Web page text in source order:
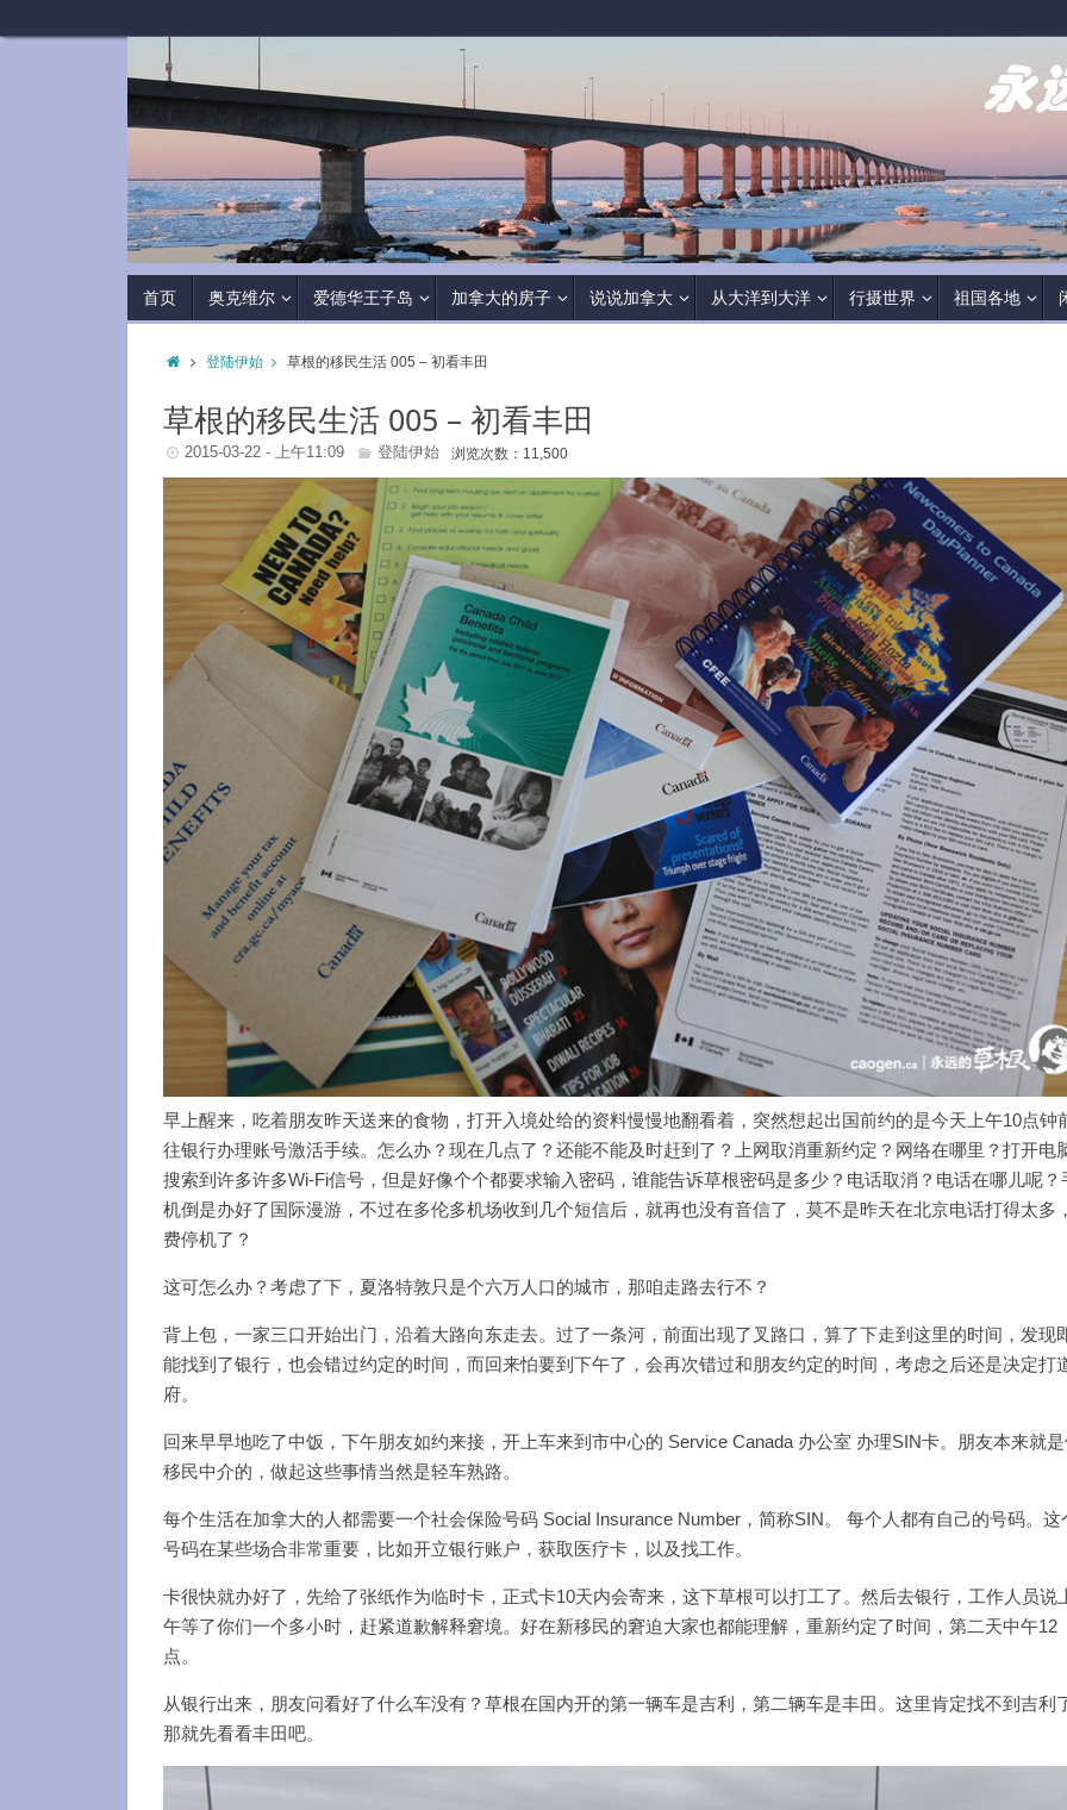
首页 奥克维尔 爱德华王子岛 加拿大的房子 说说加拿大 从大洋到大洋 行摄世界 祖国各地
登陆伊始 草根的移民生活 005 – 初看丰田
草根的移民生活 005 – 初看丰田
2015-03-22 - 上午11:09 登陆伊始 浏览次数：11,500
早上醒来，吃着朋友昨天送来的食物，打开入境处给的资料慢慢地翻看着，突然想起出国前约的是今天上午10点钟
往银行办理账号激活手续。怎么办？现在几点了？还能不能及时赶到了？上网取消重新约定？网络在哪里？打开电
搜索到许多许多Wi-Fi信号，但是好像个个都要求输入密码，谁能告诉草根密码是多少？电话取消？电话在哪儿呢？
机倒是办好了国际漫游，不过在多伦多机场收到几个短信后，就再也没有音信了，莫不是昨天在北京电话打得太多
费停机了？
这可怎么办？考虑了下，夏洛特敦只是个六万人口的城市，那咱走路去行不？
背上包，一家三口开始出门，沿着大路向东走去。过了一条河，前面出现了叉路口，算了下走到这里的时间，发现
能找到了银行，也会错过约定的时间，而回来怕要到下午了，会再次错过和朋友约定的时间，考虑之后还是决定打
府。
回来早早地吃了中饭，下午朋友如约来接，开上车来到市中心的 Service Canada 办公室 办理SIN卡。朋友本来就
移民中介的，做起这些事情当然是轻车熟路。
每个生活在加拿大的人都需要一个社会保险号码 Social Insurance Number，简称SIN。 每个人都有自己的号码。这
号码在某些场合非常重要，比如开立银行账户，获取医疗卡，以及找工作。
卡很快就办好了，先给了张纸作为临时卡，正式卡10天内会寄来，这下草根可以打工了。然后去银行，工作人员说
午等了你们一个多小时，赶紧道歉解释窘境。好在新移民的窘迫大家也都能理解，重新约定了时间，第二天中午12
点。
从银行出来，朋友问看好了什么车没有？草根在国内开的第一辆车是吉利，第二辆车是丰田。这里肯定找不到吉利
那就先看看丰田吧。